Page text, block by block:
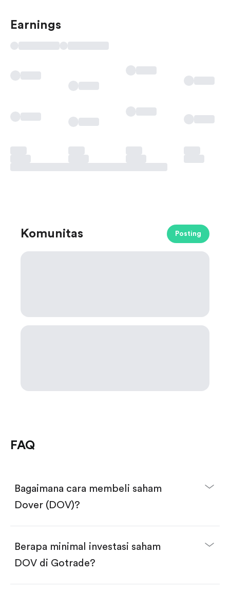
Earnings
Komunitas Posting
FAQ
Bagaimana cara membeli saham
Dover (DOV)?
Berapa minimal investasi saham
DOV di Gotrade?